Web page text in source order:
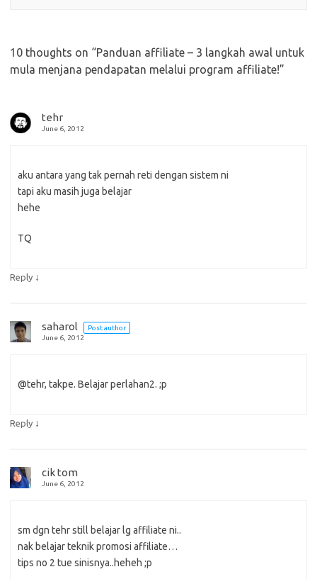
10 thoughts on “Panduan affiliate – 3 langkah awal untuk
mula menjana pendapatan melalui program affiliate!”
tehr
June 6, 2012
aku antara yang tak pernah reti dengan sistem ni
tapi aku masih juga belajar
hehe
TQ
Reply ↓
saharol
Post author
June 6, 2012
@tehr, takpe. Belajar perlahan2. ;p
Reply ↓
cik tom
June 6, 2012
sm dgn tehr still belajar lg affiliate ni..
nak belajar teknik promosi affiliate…
tips no 2 tue sinisnya..heheh ;p